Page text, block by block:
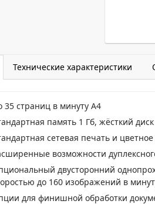
Технические характеристики
35 страниц в минуту А4
память 1 Гб, жёсткий
сетевая печать и
возможности
двусторонний
до 160 изображений в
для финишной обработки